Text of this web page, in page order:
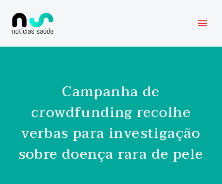
Campanha de
crowdfunding recolhe
verbas para investigação
sobre doença rara de pele